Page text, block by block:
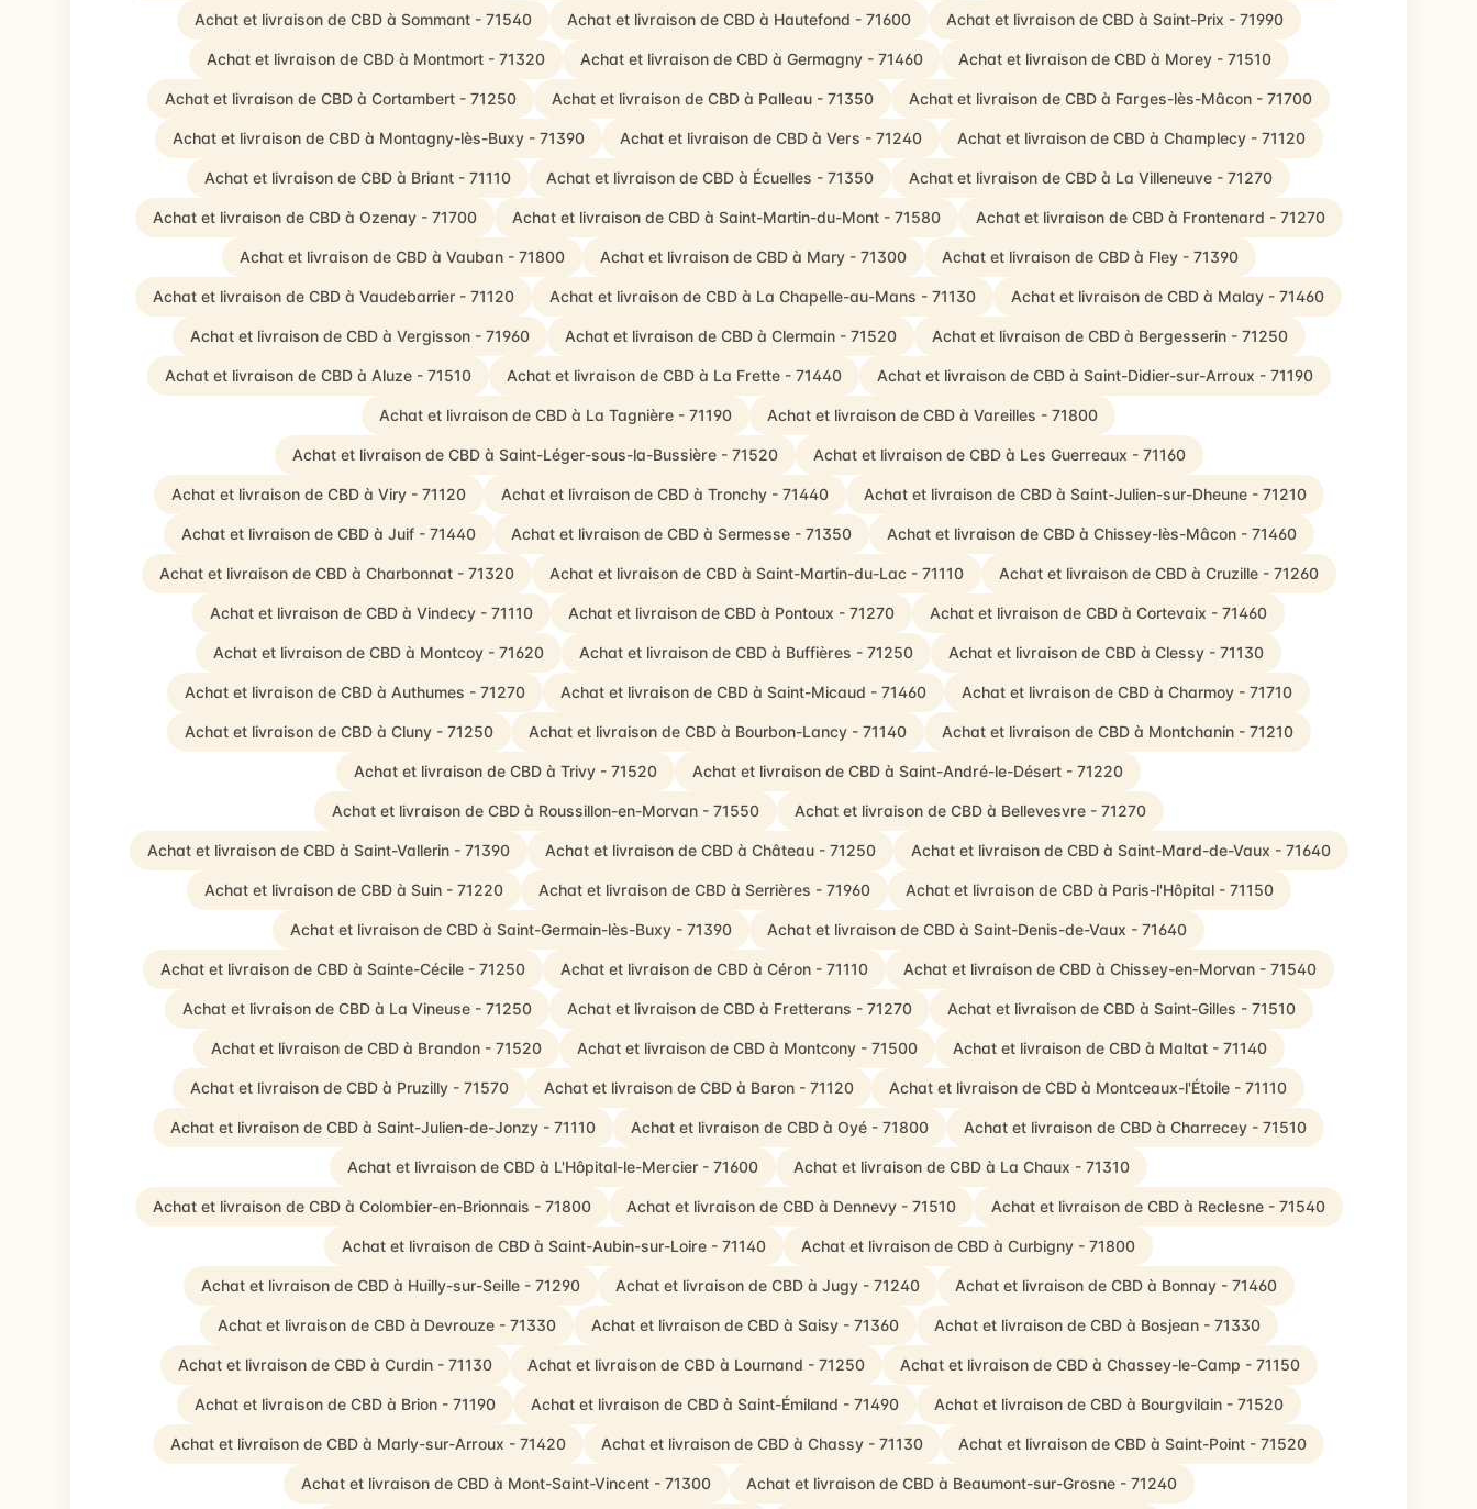
Achat et livraison de CBD à Sommant - 71540 Achat et livraison de CBD à Hautefond - 71600 Achat et livraison de CBD à Saint-Prix - 71990
Achat et livraison de CBD à Montmort - 71320 Achat et livraison de CBD à Germagny - 71460 Achat et livraison de CBD à Morey - 71510
Achat et livraison de CBD à Cortambert - 71250 Achat et livraison de CBD à Palleau - 71350 Achat et livraison de CBD à Farges-lès-Mâcon - 71700
Achat et livraison de CBD à Montagny-lès-Buxy - 71390 Achat et livraison de CBD à Vers - 71240 Achat et livraison de CBD à Champlecy - 71120
Achat et livraison de CBD à Briant - 71110 Achat et livraison de CBD à Écuelles - 71350 Achat et livraison de CBD à La Villeneuve - 71270
Achat et livraison de CBD à Ozenay - 71700 Achat et livraison de CBD à Saint-Martin-du-Mont - 71580 Achat et livraison de CBD à Frontenard - 71270
Achat et livraison de CBD à Vauban - 71800 Achat et livraison de CBD à Mary - 71300 Achat et livraison de CBD à Fley - 71390
Achat et livraison de CBD à Vaudebarrier - 71120 Achat et livraison de CBD à La Chapelle-au-Mans - 71130 Achat et livraison de CBD à Malay - 71460
Achat et livraison de CBD à Vergisson - 71960 Achat et livraison de CBD à Clermain - 71520 Achat et livraison de CBD à Bergesserin - 71250
Achat et livraison de CBD à Aluze - 71510 Achat et livraison de CBD à La Frette - 71440 Achat et livraison de CBD à Saint-Didier-sur-Arroux - 71190
Achat et livraison de CBD à La Tagnière - 71190 Achat et livraison de CBD à Vareilles - 71800
Achat et livraison de CBD à Saint-Léger-sous-la-Bussière - 71520 Achat et livraison de CBD à Les Guerreaux - 71160
Achat et livraison de CBD à Viry - 71120 Achat et livraison de CBD à Tronchy - 71440 Achat et livraison de CBD à Saint-Julien-sur-Dheune - 71210
Achat et livraison de CBD à Juif - 71440 Achat et livraison de CBD à Sermesse - 71350 Achat et livraison de CBD à Chissey-lès-Mâcon - 71460
Achat et livraison de CBD à Charbonnat - 71320 Achat et livraison de CBD à Saint-Martin-du-Lac - 71110 Achat et livraison de CBD à Cruzille - 71260
Achat et livraison de CBD à Vindecy - 71110 Achat et livraison de CBD à Pontoux - 71270 Achat et livraison de CBD à Cortevaix - 71460
Achat et livraison de CBD à Montcoy - 71620 Achat et livraison de CBD à Buffières - 71250 Achat et livraison de CBD à Clessy - 71130
Achat et livraison de CBD à Authumes - 71270 Achat et livraison de CBD à Saint-Micaud - 71460 Achat et livraison de CBD à Charmoy - 71710
Achat et livraison de CBD à Cluny - 71250 Achat et livraison de CBD à Bourbon-Lancy - 71140 Achat et livraison de CBD à Montchanin - 71210
Achat et livraison de CBD à Trivy - 71520 Achat et livraison de CBD à Saint-André-le-Désert - 71220
Achat et livraison de CBD à Roussillon-en-Morvan - 71550 Achat et livraison de CBD à Bellevesvre - 71270
Achat et livraison de CBD à Saint-Vallerin - 71390 Achat et livraison de CBD à Château - 71250 Achat et livraison de CBD à Saint-Mard-de-Vaux - 71640
Achat et livraison de CBD à Suin - 71220 Achat et livraison de CBD à Serrières - 71960 Achat et livraison de CBD à Paris-l'Hôpital - 71150
Achat et livraison de CBD à Saint-Germain-lès-Buxy - 71390 Achat et livraison de CBD à Saint-Denis-de-Vaux - 71640
Achat et livraison de CBD à Sainte-Cécile - 71250 Achat et livraison de CBD à Céron - 71110 Achat et livraison de CBD à Chissey-en-Morvan - 71540
Achat et livraison de CBD à La Vineuse - 71250 Achat et livraison de CBD à Fretterans - 71270 Achat et livraison de CBD à Saint-Gilles - 71510
Achat et livraison de CBD à Brandon - 71520 Achat et livraison de CBD à Montcony - 71500 Achat et livraison de CBD à Maltat - 71140
Achat et livraison de CBD à Pruzilly - 71570 Achat et livraison de CBD à Baron - 71120 Achat et livraison de CBD à Montceaux-l'Étoile - 71110
Achat et livraison de CBD à Saint-Julien-de-Jonzy - 71110 Achat et livraison de CBD à Oyé - 71800 Achat et livraison de CBD à Charrecey - 71510
Achat et livraison de CBD à L'Hôpital-le-Mercier - 71600 Achat et livraison de CBD à La Chaux - 71310
Achat et livraison de CBD à Colombier-en-Brionnais - 71800 Achat et livraison de CBD à Dennevy - 71510 Achat et livraison de CBD à Reclesne - 71540
Achat et livraison de CBD à Saint-Aubin-sur-Loire - 71140 Achat et livraison de CBD à Curbigny - 71800
Achat et livraison de CBD à Huilly-sur-Seille - 71290 Achat et livraison de CBD à Jugy - 71240 Achat et livraison de CBD à Bonnay - 71460
Achat et livraison de CBD à Devrouze - 71330 Achat et livraison de CBD à Saisy - 71360 Achat et livraison de CBD à Bosjean - 71330
Achat et livraison de CBD à Curdin - 71130 Achat et livraison de CBD à Lournand - 71250 Achat et livraison de CBD à Chassey-le-Camp - 71150
Achat et livraison de CBD à Brion - 71190 Achat et livraison de CBD à Saint-Émiland - 71490 Achat et livraison de CBD à Bourgvilain - 71520
Achat et livraison de CBD à Marly-sur-Arroux - 71420 Achat et livraison de CBD à Chassy - 71130 Achat et livraison de CBD à Saint-Point - 71520
Achat et livraison de CBD à Mont-Saint-Vincent - 71300 Achat et livraison de CBD à Beaumont-sur-Grosne - 71240